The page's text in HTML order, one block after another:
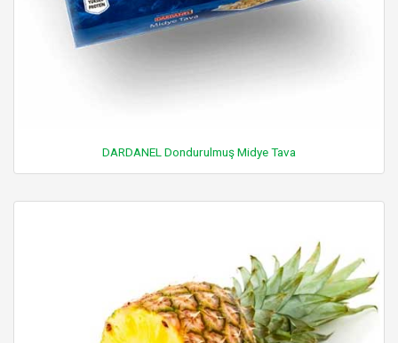
DARDANEL Dondurulmuş Midye Tava